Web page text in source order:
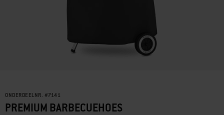
ONDERDEELNR. #7141
PREMIUM BARBECUEHOES